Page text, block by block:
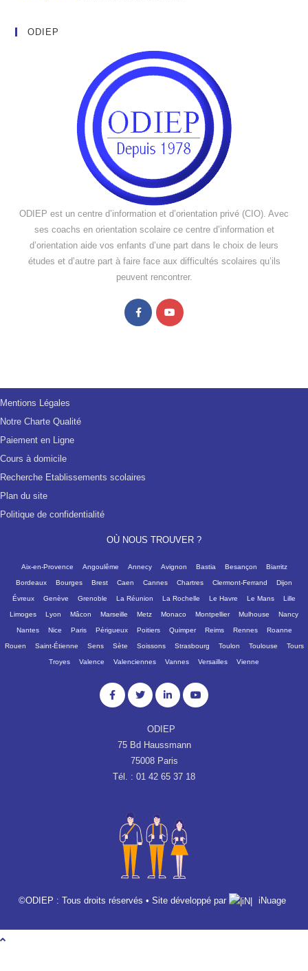
ODIEP
ODIEP est un centre d’information et d’orientation privé (CIO). Avec
ses coachs en orientation scolaire ce centre d’information et
d’orientation aide vos enfants d’une part dans le choix de leurs
études et d’autre part à faire face aux difficultés scolaires qu’ils
peuvent rencontrer.
Mentions Légales
Notre Charte Qualité
Paiement en Ligne
Cours à domicile
Recherche Etablissements scolaires
Plan du site
Politique de confidentialité
OÙ NOUS TROUVER ?
Aix-en-Provence Angoulême Annecy Avignon Bastia Besançon Biarritz
Bordeaux Bourges Brest Caen Cannes Chartres Clermont-Ferrand Dijon
Évreux Genève Grenoble La Réunion La Rochelle Le Havre Le Mans Lille
Limoges Lyon Mâcon Marseille Metz Monaco Montpellier Mulhouse Nancy
Nantes Nice Paris Périgueux Poitiers Quimper Reims Rennes Roanne
Rouen Saint-Étienne Sens Sète Soissons Strasbourg Toulon Toulouse Tours
Troyes Valence Valenciennes Vannes Versailles Vienne
ODIEP
75 Bd Haussmann
75008 Paris
Tél. : 01 42 65 37 18
©ODIEP : Tous droits réservés • Site développé par iNuage